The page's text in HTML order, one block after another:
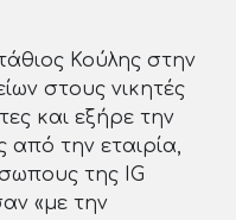
Κούλης στην
στους νικητές
και εξήρε την
από την εταιρία,
της IG
«με την